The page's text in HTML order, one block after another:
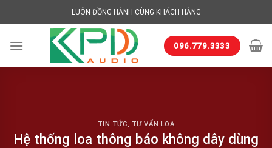
to
LUÔN ĐỒNG HÀNH CÙNG KHÁCH HÀNG
096.779.3333
TIN TỨC, TƯ VẤN LOA
Hệ thống loa thông báo không dây dùng